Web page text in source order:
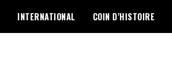
INTERNATIONAL COIN D’HISTOIRE